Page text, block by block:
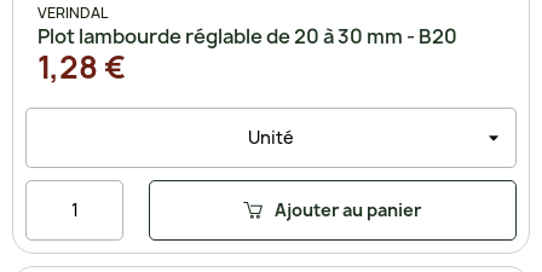
VERINDAL
Plot lambourde réglable de 20 à 30 mm - B20
1,28 €
Ajouter au panier